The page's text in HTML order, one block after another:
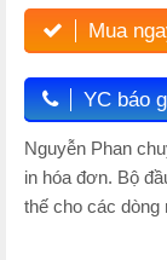
Mua
YC báo
Nguyễn Phan
in hóa đơn. Bộ
thế cho các dòng